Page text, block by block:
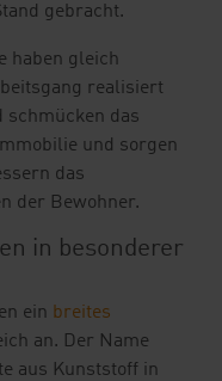
gebracht.
haben gleich
realisiert
schmücken das
und sorgen
das
der Bewohner.
in besonderer
ein breites
an. Der Name
aus Kunststoff in